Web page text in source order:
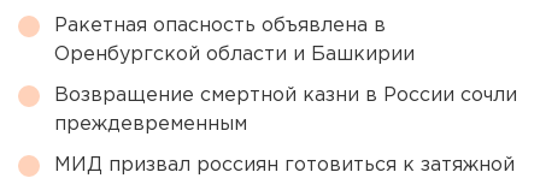
Ракетная опасность объявлена в
Оренбургской области и Башкирии
Возвращение смертной казни в России сочли
преждевременным
МИД призвал россиян готовиться к затяжной